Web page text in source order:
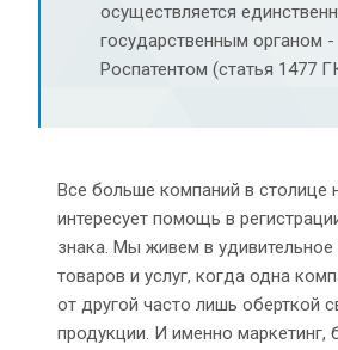
осуществляется
государственным органом -
Роспатентом (статья 1477
Все больше компаний в столице
интересует помощь в
знака. Мы живем в
товаров и услуг, когда одна
от другой часто лишь оберткой
продукции. И именно маркетинг,